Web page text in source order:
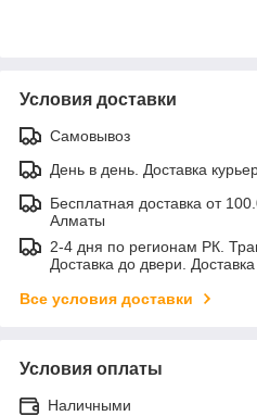
Условия доставки
Самовывоз
День в день. Доставка
Бесплатная доставка от
Алматы
2-4 дня по регионам РК.
Доставка до двери.
Все условия доставки
Условия оплаты
Наличными